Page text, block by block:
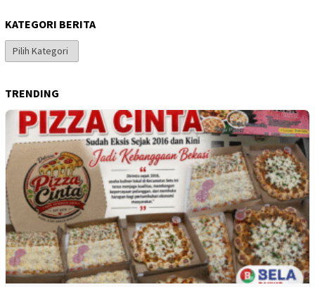
KATEGORI BERITA
Kategori
Berita
TRENDING